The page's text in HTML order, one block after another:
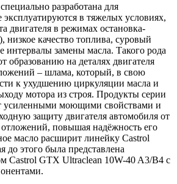
разработана для
эксплуатируются в тяжелых условиях,
двигателя в режимах остановка-
низкое качество топлива, суровый
интервалы замены масла. Такого рода
образованию на деталях двигателя
– шлама, который, в свою
к ухудшению циркуляции масла и
мотора из строя. Продукты серии
усиленными моющими свойствами и
защиту двигателя автомобиля от
повышая надёжность его
масло расширит линейку Castrol
до этого была представлена
Castrol GTX Ultraclean 10W-40 A3/B4 с